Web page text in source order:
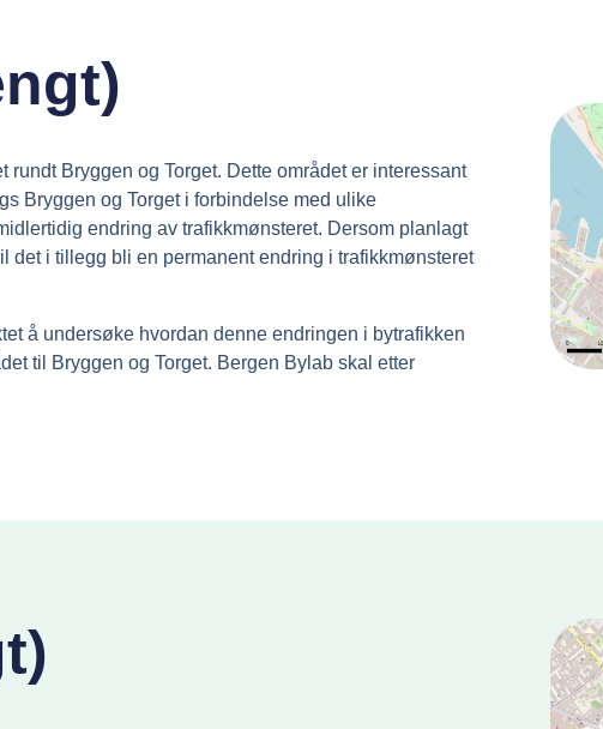
rundt Bryggen og Torget. Dette området er interessant
Bryggen og Torget i forbindelse med ulike
endring av trafikkmønsteret. Dersom planlagt
det i tillegg bli en permanent endring i trafikkmønsteret
å undersøke hvordan denne endringen i bytrafikken
til Bryggen og Torget. Bergen Bylab skal etter